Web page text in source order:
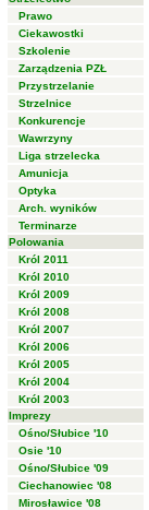
Prawo
Ciekawostki
Szkolenie
Zarządzenia PZŁ
Przystrzelanie
Strzelnice
Konkurencje
Wawrzyny
Liga strzelecka
Amunicja
Optyka
Arch. wyników
Terminarze
Polowania
Król 2011
Król 2010
Król 2009
Król 2008
Król 2007
Król 2006
Król 2005
Król 2004
Król 2003
Imprezy
Ośno/Słubice '10
Osie '10
Ośno/Słubice '09
Ciechanowiec '08
Mirosławice '08